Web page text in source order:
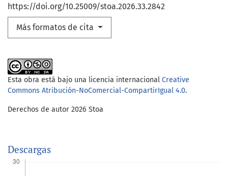
https://doi.org/10.25009/stoa.2026.33.2842
Más formatos de cita
Esta obra está bajo una licencia internacional Creative
Commons Atribución-NoComercial-CompartirIgual 4.0.
Derechos de autor 2026 Stoa
Descargas